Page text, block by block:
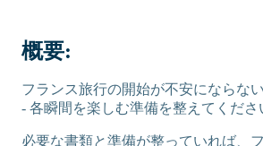
概要:
フランス旅行の開始が不安にならな
- 各瞬間を楽しむ準備を整えてくださ
必要な書類と準備が整っていれば、